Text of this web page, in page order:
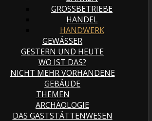
GROSSBETRIEBE
HANDEL
HANDWERK
GEWÄSSER
GESTERN UND HEUTE
WO IST DAS?
NICHT MEHR VORHANDENE
GEBÄUDE
THEMEN
ARCHÄOLOGIE
DAS GASTSTÄTTENWESEN